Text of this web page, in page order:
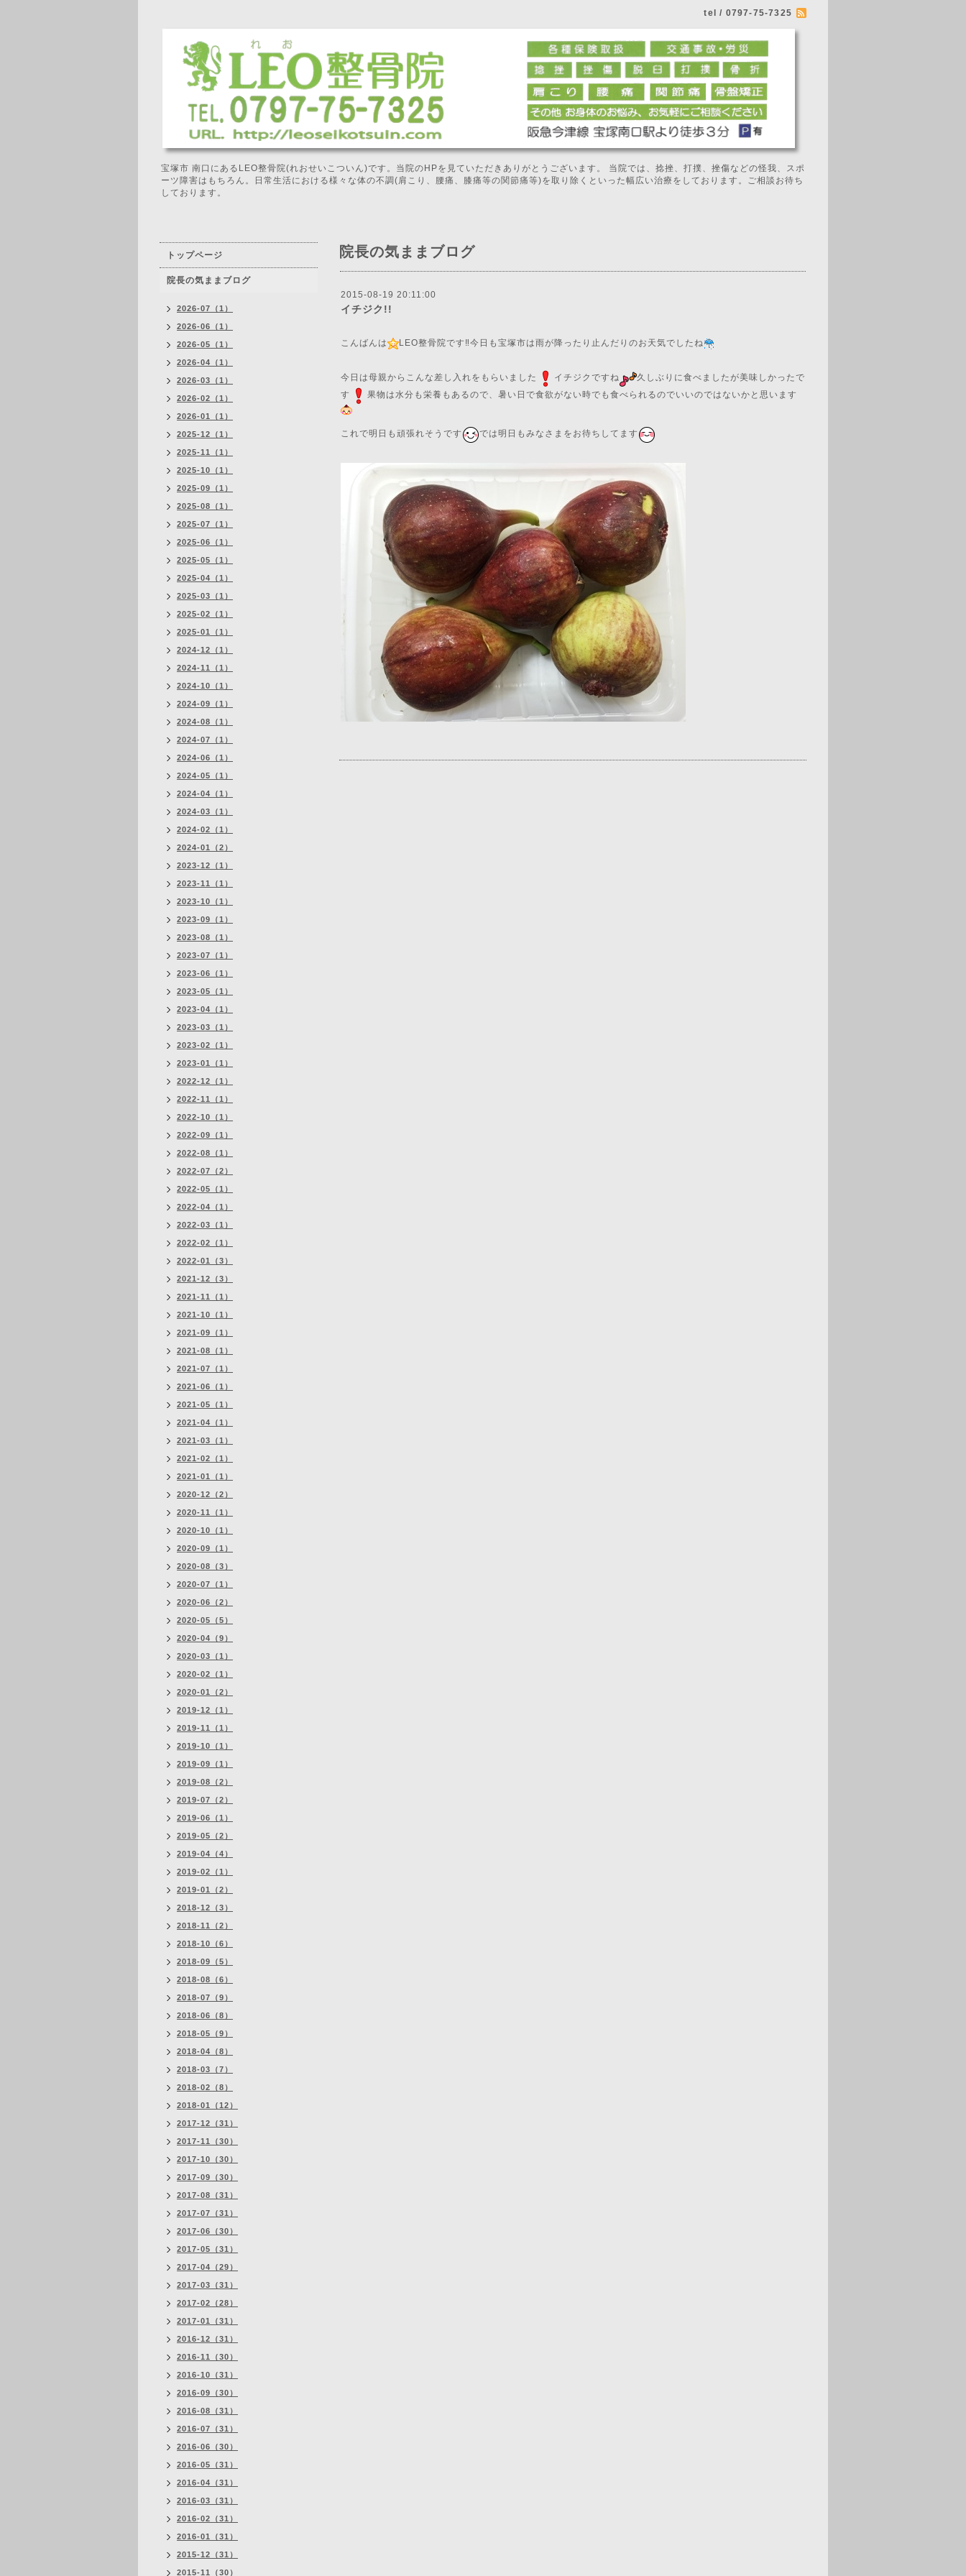
tel / 0797-75-7325
宝塚市 南口にあるLEO整骨院(れおせいこついん)です。当院のHPを見ていただきありがとうございます。 当院では、捻挫、打撲、挫傷などの怪我、スポ
ーツ障害はもちろん。日常生活における様々な体の不調(肩こり、腰痛、膝痛等の関節痛等)を取り除くといった幅広い治療をしております。ご相談お待ち
しております。
院長の気ままブログ
2015-08-19 20:11:00
イチジク!!
こんばんは LEO整骨院です‼️今日も宝塚市は雨が降ったり止んだりのお天気でしたね
今日は母親からこんな差し入れをもらいました イチジクですね
久しぶりに食べましたが美味しかったで
す
果物は水分も栄養もあるので、暑い日で食欲がない時でも食べられるのでいいのではないかと思います
これで明日も頑張れそうです では明日もみなさまをお待ちしてます
トップページ
院長の気ままブログ
2026-07（1）
2026-06（1）
2026-05（1）
2026-04（1）
2026-03（1）
2026-02（1）
2026-01（1）
2025-12（1）
2025-11（1）
2025-10（1）
2025-09（1）
2025-08（1）
2025-07（1）
2025-06（1）
2025-05（1）
2025-04（1）
2025-03（1）
2025-02（1）
2025-01（1）
2024-12（1）
2024-11（1）
2024-10（1）
2024-09（1）
2024-08（1）
2024-07（1）
2024-06（1）
2024-05（1）
2024-04（1）
2024-03（1）
2024-02（1）
2024-01（2）
2023-12（1）
2023-11（1）
2023-10（1）
2023-09（1）
2023-08（1）
2023-07（1）
2023-06（1）
2023-05（1）
2023-04（1）
2023-03（1）
2023-02（1）
2023-01（1）
2022-12（1）
2022-11（1）
2022-10（1）
2022-09（1）
2022-08（1）
2022-07（2）
2022-05（1）
2022-04（1）
2022-03（1）
2022-02（1）
2022-01（3）
2021-12（3）
2021-11（1）
2021-10（1）
2021-09（1）
2021-08（1）
2021-07（1）
2021-06（1）
2021-05（1）
2021-04（1）
2021-03（1）
2021-02（1）
2021-01（1）
2020-12（2）
2020-11（1）
2020-10（1）
2020-09（1）
2020-08（3）
2020-07（1）
2020-06（2）
2020-05（5）
2020-04（9）
2020-03（1）
2020-02（1）
2020-01（2）
2019-12（1）
2019-11（1）
2019-10（1）
2019-09（1）
2019-08（2）
2019-07（2）
2019-06（1）
2019-05（2）
2019-04（4）
2019-02（1）
2019-01（2）
2018-12（3）
2018-11（2）
2018-10（6）
2018-09（5）
2018-08（6）
2018-07（9）
2018-06（8）
2018-05（9）
2018-04（8）
2018-03（7）
2018-02（8）
2018-01（12）
2017-12（31）
2017-11（30）
2017-10（30）
2017-09（30）
2017-08（31）
2017-07（31）
2017-06（30）
2017-05（31）
2017-04（29）
2017-03（31）
2017-02（28）
2017-01（31）
2016-12（31）
2016-11（30）
2016-10（31）
2016-09（30）
2016-08（31）
2016-07（31）
2016-06（30）
2016-05（31）
2016-04（31）
2016-03（31）
2016-02（31）
2016-01（31）
2015-12（31）
2015-11（30）